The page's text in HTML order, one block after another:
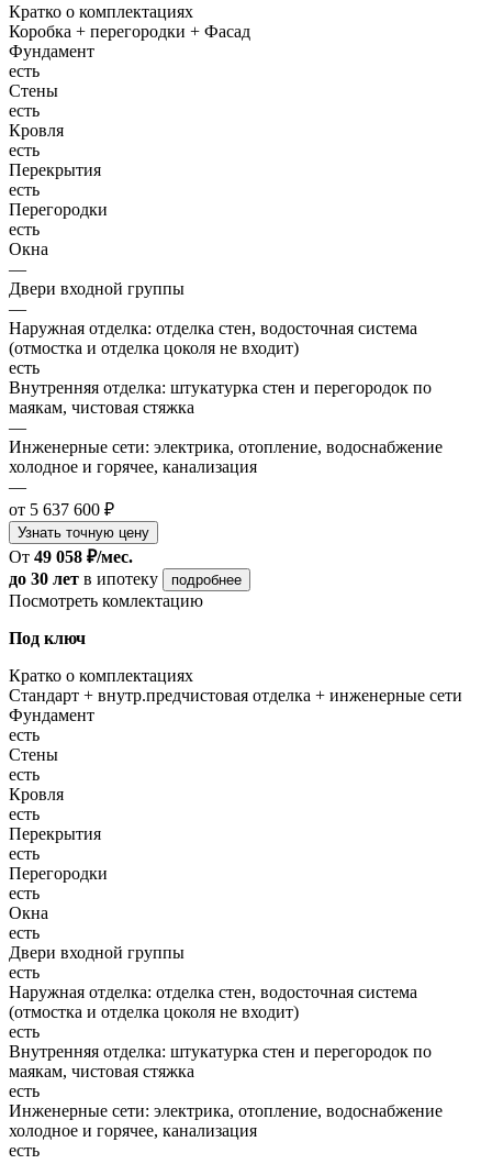
Кратко о комплектациях
Коробка + перегородки + Фасад
Фундамент
есть
Стены
есть
Кровля
есть
Перекрытия
есть
Перегородки
есть
Окна
—
Двери входной группы
—
Наружная отделка: отделка стен, водосточная система
(отмостка и отделка цоколя не входит)
есть
Внутренняя отделка: штукатурка стен и перегородок по
маякам, чистовая стяжка
—
Инженерные сети: электрика, отопление, водоснабжение
холодное и горячее, канализация
—
от 5 637 600 ₽
Узнать точную цену
От 49 058 ₽/мес.
до 30 лет в ипотеку подробнее
Посмотреть комлектацию
Под ключ
Кратко о комплектациях
Стандарт + внутр.предчистовая отделка + инженерные сети
Фундамент
есть
Стены
есть
Кровля
есть
Перекрытия
есть
Перегородки
есть
Окна
есть
Двери входной группы
есть
Наружная отделка: отделка стен, водосточная система
(отмостка и отделка цоколя не входит)
есть
Внутренняя отделка: штукатурка стен и перегородок по
маякам, чистовая стяжка
есть
Инженерные сети: электрика, отопление, водоснабжение
холодное и горячее, канализация
есть